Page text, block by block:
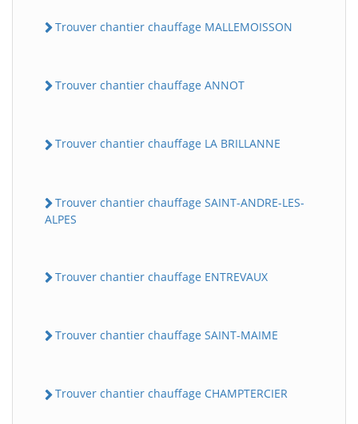
Trouver chantier chauffage MALLEMOISSON
Trouver chantier chauffage ANNOT
Trouver chantier chauffage LA BRILLANNE
Trouver chantier chauffage SAINT-ANDRE-LES-
ALPES
Trouver chantier chauffage ENTREVAUX
Trouver chantier chauffage SAINT-MAIME
Trouver chantier chauffage CHAMPTERCIER